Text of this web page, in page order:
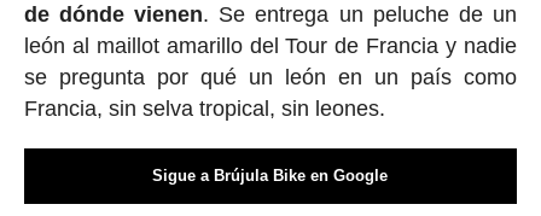
de dónde vienen. Se entrega un peluche de un
león al maillot amarillo del Tour de Francia y nadie
se pregunta por qué un león en un país como
Francia, sin selva tropical, sin leones.
Sigue a Brújula Bike en Google